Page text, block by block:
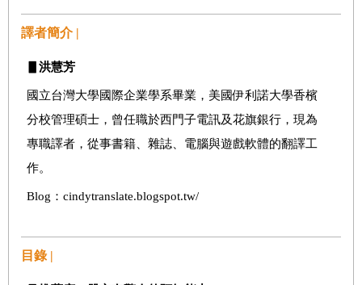
譯者簡介 |
▋洪慧芳
國立台灣大學國際企業學系畢業，美國伊利諾大學香檳
分校管理碩士，曾任職於西門子電訊及花旗銀行，現為
專職譯者，從事書籍、雜誌、電腦與遊戲軟體的翻譯工
作。
Blog ：cindytranslate.blogspot.tw/
目錄 |